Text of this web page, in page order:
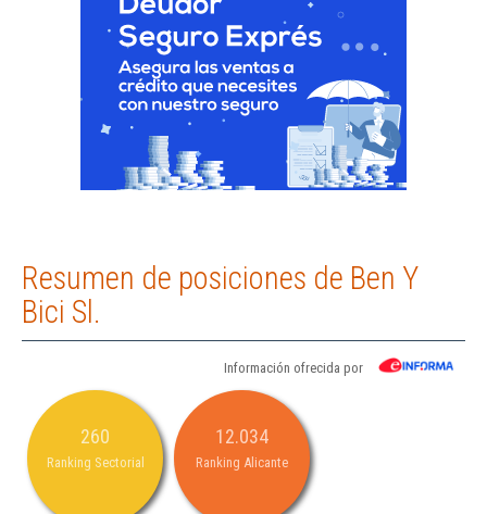
Resumen de posiciones de Ben Y
Bici Sl.
Información ofrecida por
260
Ranking Sectorial
12.034
Ranking Alicante